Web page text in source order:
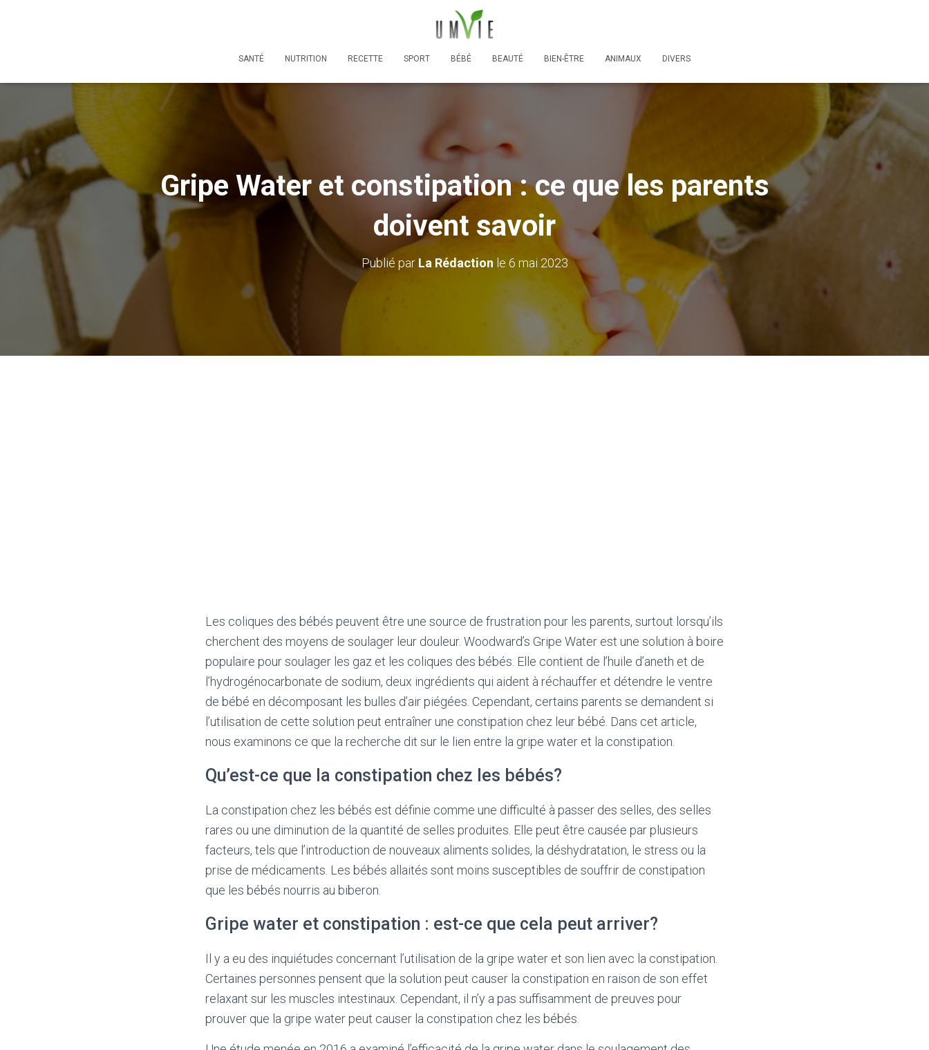
SANTÉ NUTRITION RECETTE SPORT BÉBÉ BEAUTÉ BIEN-ÊTRE ANIMAUX DIVERS
Gripe Water et constipation : ce que les parents
doivent savoir
Publié par La Rédaction le 6 mai 2023
Les coliques des bébés peuvent être une source de frustration pour les parents, surtout lorsqu’ils
cherchent des moyens de soulager leur douleur. Woodward’s Gripe Water est une solution à boire
populaire pour soulager les gaz et les coliques des bébés. Elle contient de l’huile d’aneth et de
l’hydrogénocarbonate de sodium, deux ingrédients qui aident à réchauffer et détendre le ventre
de bébé en décomposant les bulles d’air piégées. Cependant, certains parents se demandent si
l’utilisation de cette solution peut entraîner une constipation chez leur bébé. Dans cet article,
nous examinons ce que la recherche dit sur le lien entre la gripe water et la constipation.
Qu’est-ce que la constipation chez les bébés?
La constipation chez les bébés est définie comme une difficulté à passer des selles, des selles
rares ou une diminution de la quantité de selles produites. Elle peut être causée par plusieurs
facteurs, tels que l’introduction de nouveaux aliments solides, la déshydratation, le stress ou la
prise de médicaments. Les bébés allaités sont moins susceptibles de souffrir de constipation
que les bébés nourris au biberon.
Gripe water et constipation : est-ce que cela peut arriver?
Il y a eu des inquiétudes concernant l’utilisation de la gripe water et son lien avec la constipation.
Certaines personnes pensent que la solution peut causer la constipation en raison de son effet
relaxant sur les muscles intestinaux. Cependant, il n’y a pas suffisamment de preuves pour
prouver que la gripe water peut causer la constipation chez les bébés.